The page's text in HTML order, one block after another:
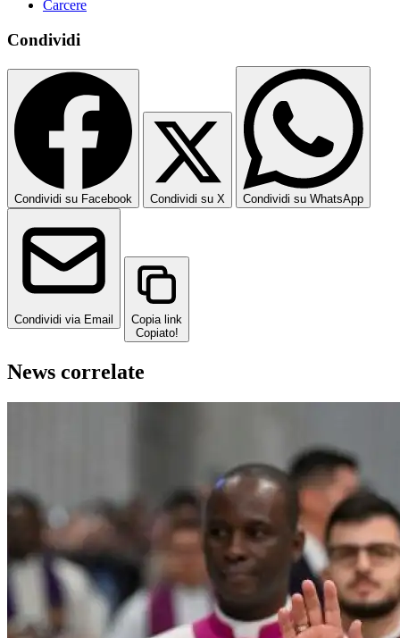
Carcere
Condividi
Condividi su Facebook Condividi su X Condividi su WhatsApp
Condividi via Email
Copia link
Copiato!
News correlate